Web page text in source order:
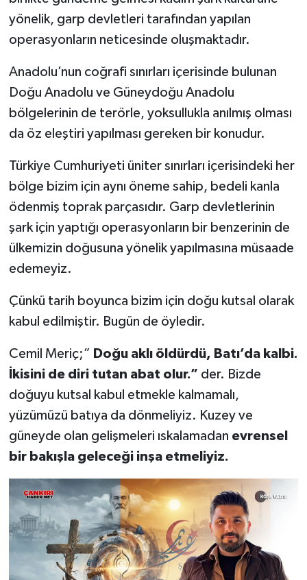
yönelik, garp devletleri tarafından yapılan
operasyonların neticesinde oluşmaktadır.
Anadolu’nun coğrafi sınırları içerisinde bulunan
Doğu Anadolu ve Güneydoğu Anadolu
bölgelerinin de terörle, yoksullukla anılmış olması
da öz eleştiri yapılması gereken bir konudur.
Türkiye Cumhuriyeti üniter sınırları içerisindeki her
bölge bizim için aynı öneme sahip, bedeli kanla
ödenmiş toprak parçasıdır. Garp devletlerinin
şark için yaptığı operasyonların bir benzerinin de
ülkemizin doğusuna yönelik yapılmasına müsaade
edemeyiz.
Çünkü tarih boyunca bizim için doğu kutsal olarak
kabul edilmiştir. Bugün de öyledir.
Cemil Meriç;” Doğu aklı öldürdü, Batı’da kalbi.
İkisini de diri tutan abat olur.” der. Bizde
doğuyu kutsal kabul etmekle kalmamalı,
yüzümüzü batıya da dönmeliyiz. Kuzey ve
güneyde olan gelişmeleri ıskalamadan evrensel
bir bakışla geleceği inşa etmeliyiz.